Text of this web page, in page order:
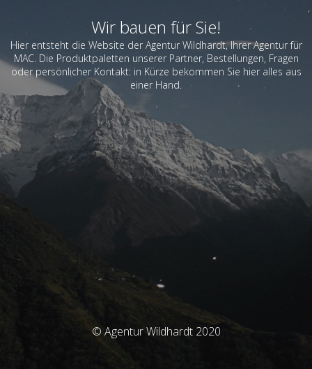
Wir bauen für Sie!
Hier entsteht die Website der Agentur Wildhardt, Ihrer Agentur für
MAC. Die Produktpaletten unserer Partner, Bestellungen, Fragen
oder persönlicher Kontakt: in Kürze bekommen Sie hier alles aus
einer Hand.
© Agentur Wildhardt 2020